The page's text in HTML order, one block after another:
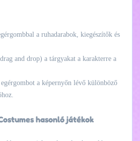
a ruhadarabok, kiegészítők és
and drop) a tárgyakat a karakterre a
a képernyőn lévő különböző
hasonló játékok